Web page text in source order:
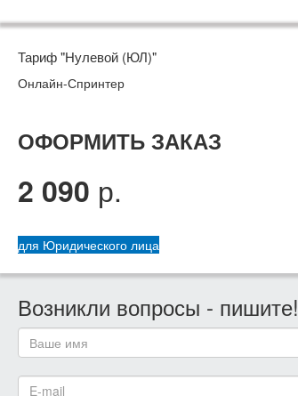
Тариф "Нулевой (ЮЛ)"
Онлайн-Спринтер
ОФОРМИТЬ ЗАКАЗ
2 090 р.
для Юридического лица
Возникли вопросы - пишите!